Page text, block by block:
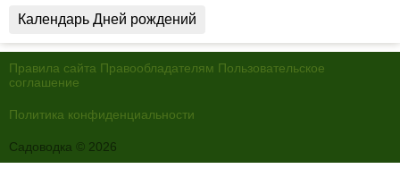
Календарь Дней рождений
Правила сайта Правообладателям Пользовательское
соглашение
Политика конфиденциальности
Садоводка © 2026